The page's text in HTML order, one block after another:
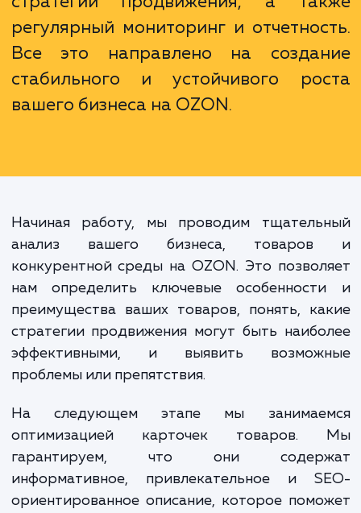
Наша услуга по продвижению
OZON – это не просто
кампания. Это комплексная
которая включает в себя
регулярный мониторинг и
Все это направлено на
стабильного и устойчивого
вашего бизнеса на OZON.
Начиная работу, мы проводим
анализ вашего бизнеса,
конкурентной среды на OZON. Это
нам определить ключевые